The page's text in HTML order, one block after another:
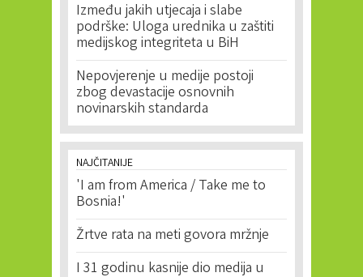
Između jakih utjecaja i slabe
podrške: Uloga urednika u zaštiti
medijskog integriteta u BiH
Nepovjerenje u medije postoji
zbog devastacije osnovnih
novinarskih standarda
NAJČITANIJE
'I am from America / Take me to
Bosnia!'
Žrtve rata na meti govora mržnje
I 31 godinu kasnije dio medija u